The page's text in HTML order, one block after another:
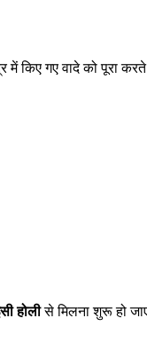
में किए गए वादे को पूरा
होलीसे मिलना शुरू हो